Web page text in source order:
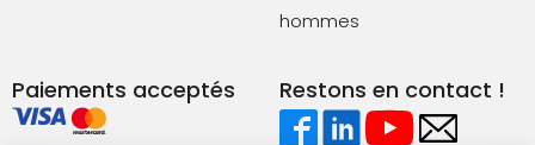
hommes
Paiements acceptés Restons en contact !